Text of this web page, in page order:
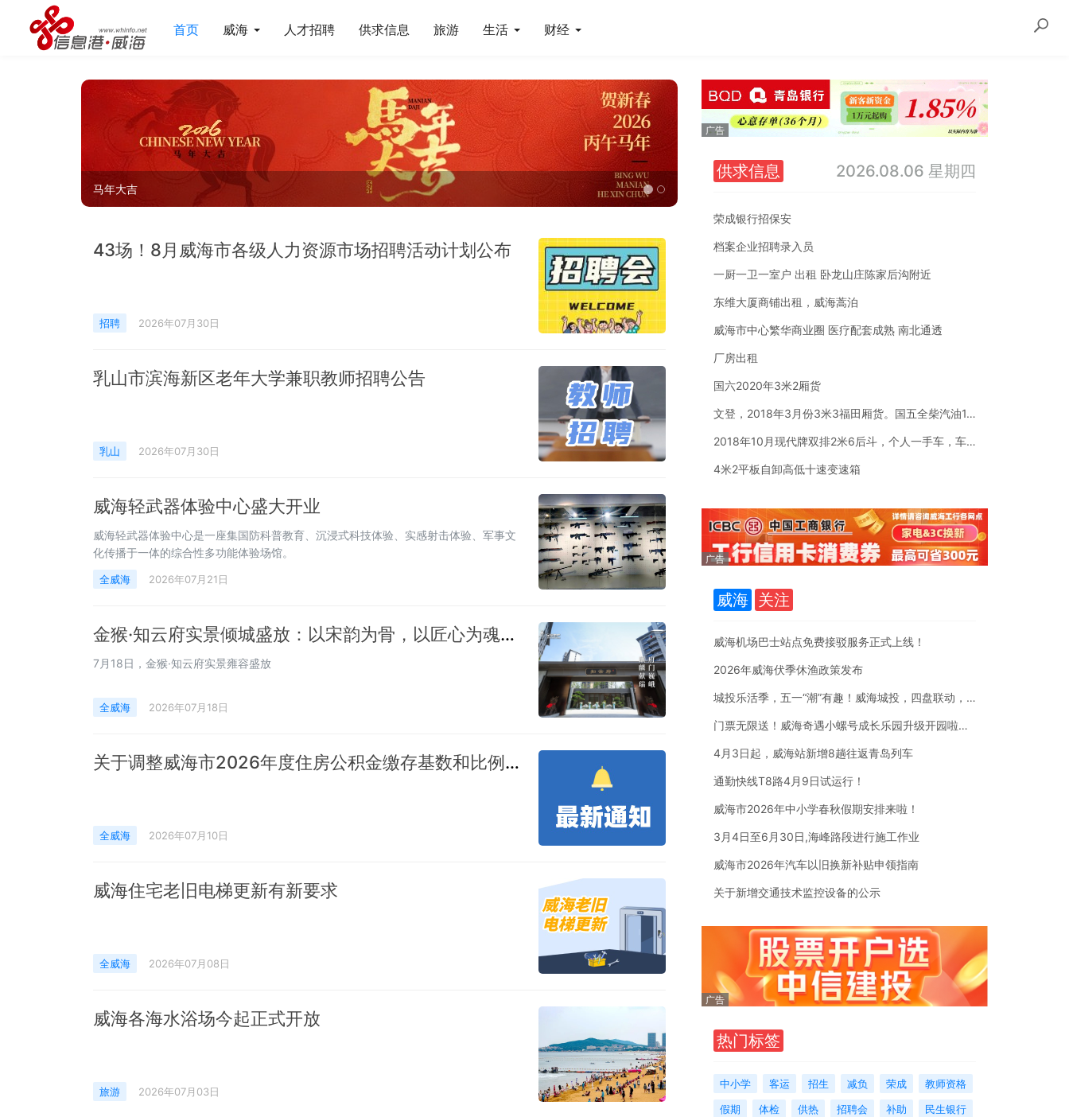
首页 威海 人才招聘 供求信息 旅游 生活 财经
微信扫一扫
43场！8月威海市各级人力资源市场招聘活动计划公布
招聘 2026年07月30日
乳山市滨海新区老年大学兼职教师招聘公告
乳山 2026年07月30日
威海轻武器体验中心盛大开业
威海轻武器体验中心是一座集国防科普教育、沉浸式科技体验、实感射击体验、军事文
化传播于一体的综合性多功能体验场馆。
全威海 2026年07月21日
金猴·知云府实景倾城盛放：以宋韵为骨，以匠心为魂，敬呈一席东方隐奢生活范本
7月18日，金猴·知云府实景雍容盛放
全威海 2026年07月18日
关于调整威海市2026年度住房公积金缴存基数和比例的通知
全威海 2026年07月10日
威海住宅老旧电梯更新有新要求
全威海 2026年07月08日
威海各海水浴场今起正式开放
旅游 2026年07月03日
供求信息 2026.08.06 星期四
荣成银行招保安
档案企业招聘录入员
一厨一卫一室户 出租 卧龙山庄陈家后沟附近
东维大厦商铺出租，威海蒿泊
威海市中心繁华商业圈 医疗配套成熟 南北通透
厂房出租
国六2020年3米2厢货
文登，2018年3月份3米3福田厢货。国五全柴汽油1.5排量
2018年10月现代牌双排2米6后斗，个人一手车，车是现代牌
4米2平板自卸高低十速变速箱
威海 关注
威海机场巴士站点免费接驳服务正式上线！
2026年威海伏季休渔政策发布
城投乐活季，五一“潮”有趣！威海城投，四盘联动，给生活加点「乐」。
门票无限送！威海奇遇小螺号成长乐园升级开园啦！200多种项目4月30日至5月7日盛大迎客！
4月3日起，威海站新增8趟往返青岛列车
通勤快线T8路4月9日试运行！
威海市2026年中小学春秋假期安排来啦！
3月4日至6月30日,海峰路段进行施工作业
威海市2026年汽车以旧换新补贴申领指南
关于新增交通技术监控设备的公示
热门标签
中小学 客运 招生 减负 荣成
教师资格
假期
体检 供热 招聘会 补助
民生银行